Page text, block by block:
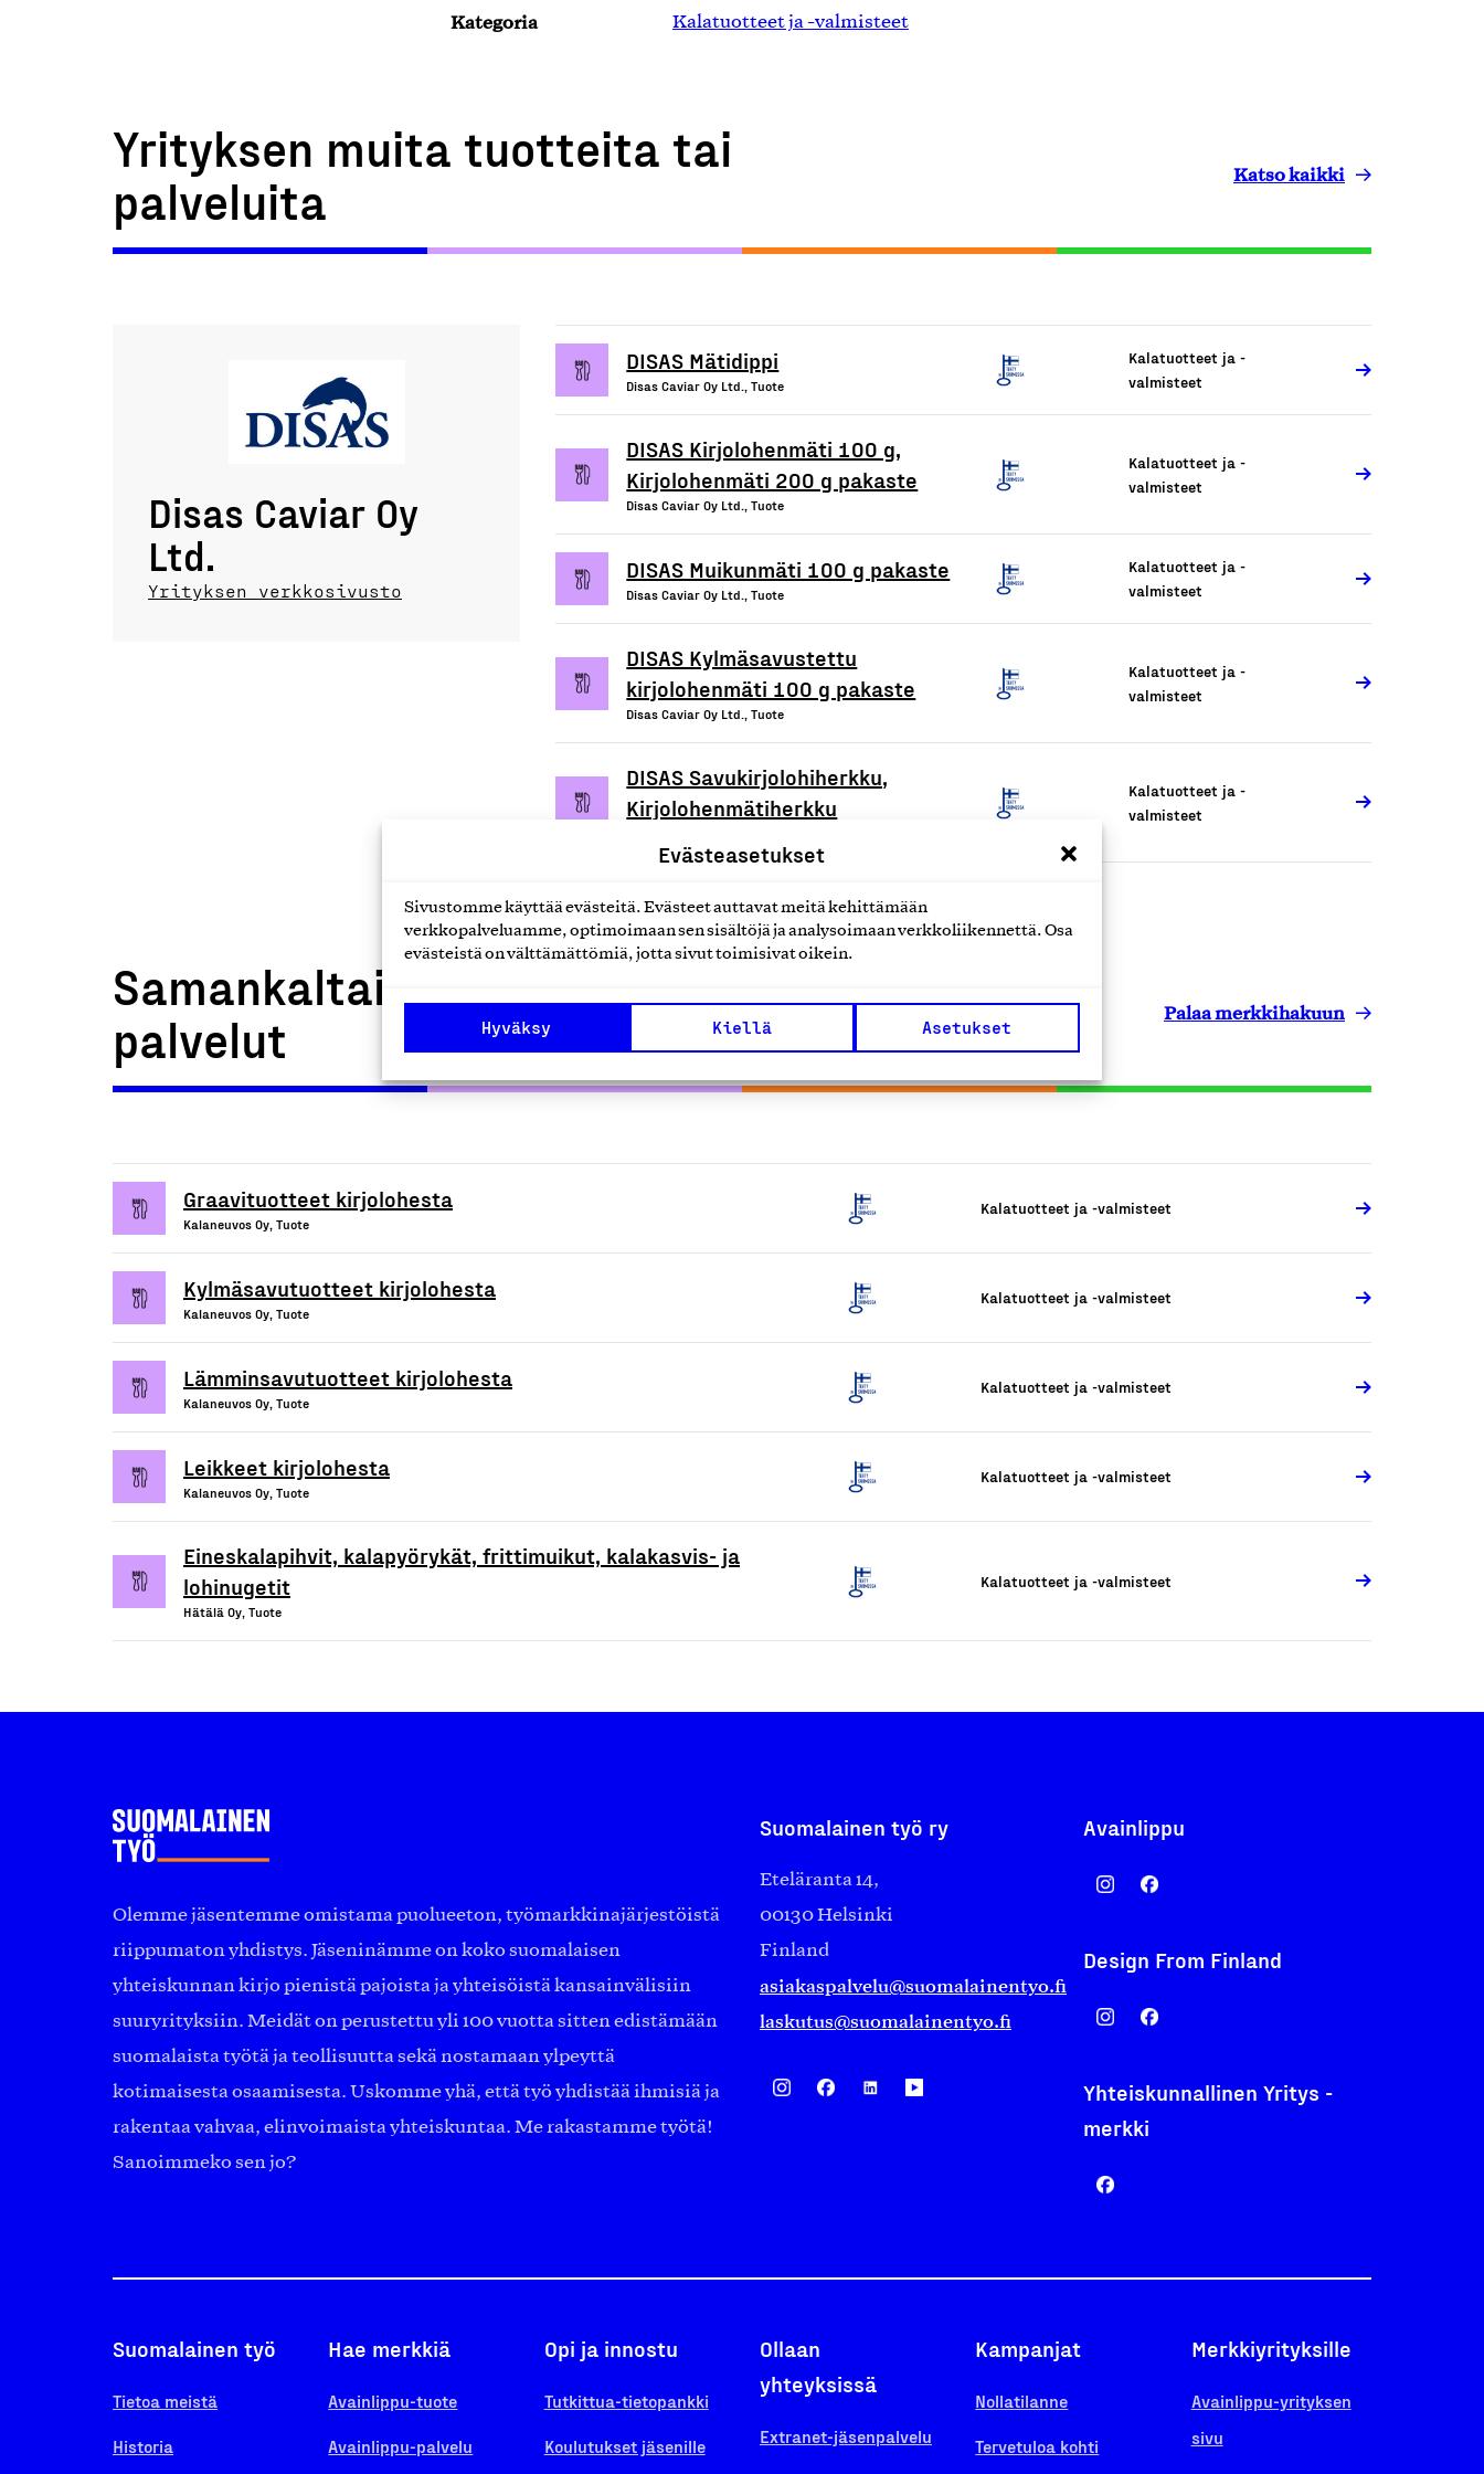
Evästeasetukset
Sivustomme käyttää evästeitä. Evästeet auttavat meitä kehittämään
verkkopalveluamme, optimoimaan sen sisältöjä ja analysoimaan verkkoliikennettä. Osa
evästeistä on välttämättömiä, jotta sivut toimisivat oikein.
Hyväksy Kiellä Asetukset
Kategoria Kalatuotteet ja -valmisteet
Yrityksen muita tuotteita tai
palveluita
Katso kaikki
Disas Caviar Oy
Ltd.
Yrityksen verkkosivusto
DISAS Mätidippi
Disas Caviar Oy Ltd., Tuote
Kalatuotteet ja -
valmisteet
DISAS Kirjolohenmäti 100 g,
Kirjolohenmäti 200 g pakaste
Disas Caviar Oy Ltd., Tuote
Kalatuotteet ja -
valmisteet
DISAS Muikunmäti 100 g pakaste
Disas Caviar Oy Ltd., Tuote
Kalatuotteet ja -
valmisteet
DISAS Kylmäsavustettu
kirjolohenmäti 100 g pakaste
Disas Caviar Oy Ltd., Tuote
Kalatuotteet ja -
valmisteet
DISAS Savukirjolohiherkku,
Kirjolohenmätiherkku
Kalatuotteet ja -
valmisteet
Samankaltaiset tuotteet tai
palvelut
Palaa merkkihakuun
Graavituotteet kirjolohesta
Kalaneuvos Oy, Tuote
Kalatuotteet ja -valmisteet
Kylmäsavutuotteet kirjolohesta
Kalaneuvos Oy, Tuote
Kalatuotteet ja -valmisteet
Lämminsavutuotteet kirjolohesta
Kalaneuvos Oy, Tuote
Kalatuotteet ja -valmisteet
Leikkeet kirjolohesta
Kalaneuvos Oy, Tuote
Kalatuotteet ja -valmisteet
Eineskalapihvit, kalapyörykät, frittimuikut, kalakasvis- ja
lohinugetit
Hätälä Oy, Tuote
Kalatuotteet ja -valmisteet
Olemme jäsentemme omistama puolueeton, työmarkkinajärjestöistä
riippumaton yhdistys. Jäseninämme on koko suomalaisen
yhteiskunnan kirjo pienistä pajoista ja yhteisöistä kansainvälisiin
suuryrityksiin. Meidät on perustettu yli 100 vuotta sitten edistämään
suomalaista työtä ja teollisuutta sekä nostamaan ylpeyttä
kotimaisesta osaamisesta. Uskomme yhä, että työ yhdistää ihmisiä ja
rakentaa vahvaa, elinvoimaista yhteiskuntaa. Me rakastamme työtä!
Sanoimmeko sen jo?
Suomalainen työ ry
Eteläranta 14,
00130 Helsinki
Finland
asiakaspalvelu@suomalainentyo.fi
laskutus@suomalainentyo.fi
Avainlippu
Design From Finland
Yhteiskunnallinen Yritys -
merkki
Suomalainen työ
Tietoa meistä
Historia
Hae merkkiä
Avainlippu-tuote
Avainlippu-palvelu
Opi ja innostu
Tutkittua-tietopankki
Koulutukset jäsenille
Ollaan
yhteyksissä
Extranet-jäsenpalvelu
Kampanjat
Nollatilanne
Tervetuloa kohti
Merkkiyrityksille
Avainlippu-yrityksen
sivu